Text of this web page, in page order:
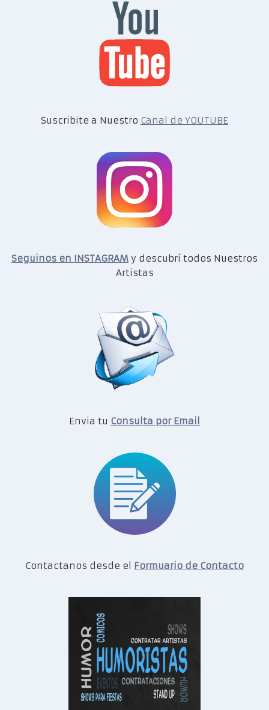
Suscribite a Nuestro Canal de YOUTUBE
Seguinos en INSTAGRAM y descubrí todos Nuestros
Artistas
Envia tu Consulta por Email
Contactanos desde el Formuario de Contacto